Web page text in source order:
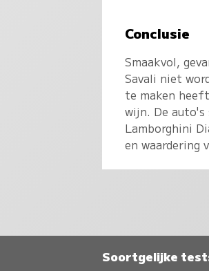
Conclusie
Smaakvol,
Savali niet
te maken
wijn. De
Lamborghini
en waardering
Soortgelijke